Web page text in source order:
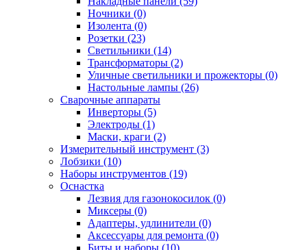
Ночники (0)
Изолента (0)
Розетки (23)
Светильники (14)
Трансформаторы (2)
Уличные светильники и прожекторы (0)
Настольные лампы (26)
Сварочные аппараты
Инверторы (5)
Электроды (1)
Маски, краги (2)
Измерительный инструмент (3)
Лобзики (10)
Наборы инструментов (19)
Оснастка
Лезвия для газонокосилок (0)
Миксеры (0)
Адаптеры, удлинители (0)
Аксессуары для ремонта (0)